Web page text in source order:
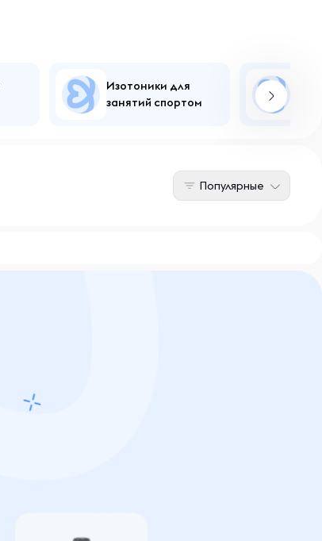
Изотоники для
занятий спортом
Популярные